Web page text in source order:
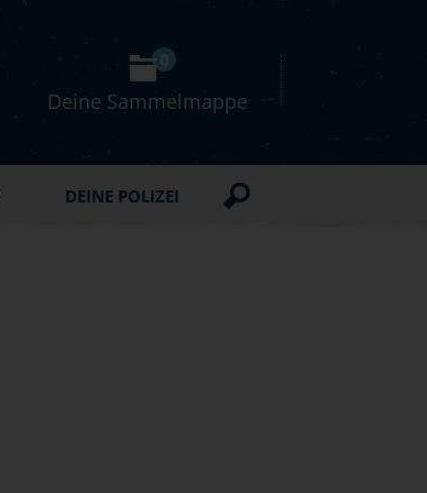
Deine Sammelmappe
0
DEINE POLIZEI